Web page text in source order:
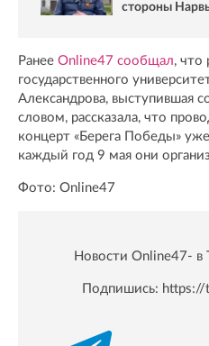
стороны
Ранее Online47 сообщал, что
государственного
Александрова, выступившая
словом, рассказала, что
концерт «Берега Победы»
каждый год 9 мая они
Фото: Online47
Новости Online47- в
Подпишись: https://